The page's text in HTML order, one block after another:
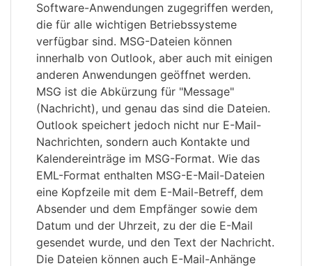
Software-Anwendungen zugegriffen werden,
die für alle wichtigen Betriebssysteme
verfügbar sind. MSG-Dateien können
innerhalb von Outlook, aber auch mit einigen
anderen Anwendungen geöffnet werden.
MSG ist die Abkürzung für "Message"
(Nachricht), und genau das sind die Dateien.
Outlook speichert jedoch nicht nur E-Mail-
Nachrichten, sondern auch Kontakte und
Kalendereinträge im MSG-Format. Wie das
EML-Format enthalten MSG-E-Mail-Dateien
eine Kopfzeile mit dem E-Mail-Betreff, dem
Absender und dem Empfänger sowie dem
Datum und der Uhrzeit, zu der die E-Mail
gesendet wurde, und den Text der Nachricht.
Die Dateien können auch E-Mail-Anhänge